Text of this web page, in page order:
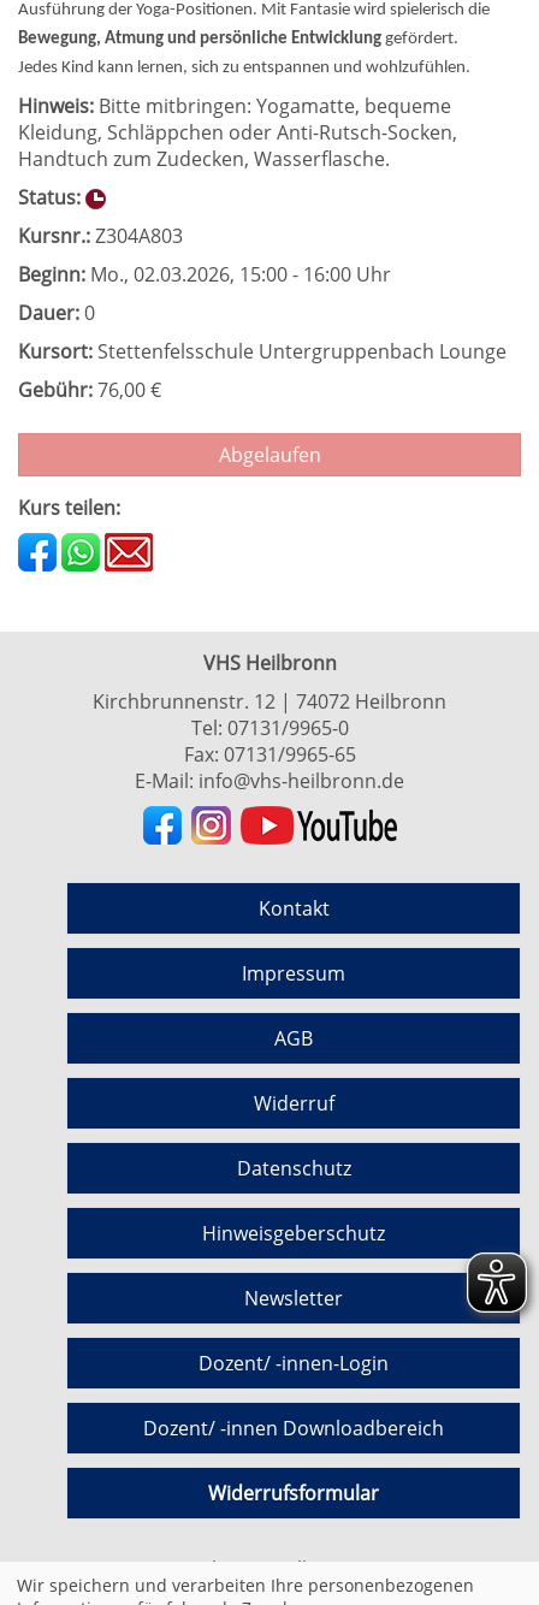
Ausführung der Yoga-Positionen. Mit Fantasie wird spielerisch die
Bewegung, Atmung und persönliche Entwicklung gefördert.
Jedes Kind kann lernen, sich zu entspannen und wohlzufühlen.
Hinweis: Bitte mitbringen: Yogamatte, bequeme
Kleidung, Schläppchen oder Anti-Rutsch-Socken,
Handtuch zum Zudecken, Wasserflasche.
Status:
Kursnr.:Z304A803
Beginn: Mo., 02.03.2026, 15:00 - 16:00 Uhr
Dauer:0
Kursort:Stettenfelsschule Untergruppenbach Lounge
Gebühr:76,00 €
Abgelaufen
Kurs teilen:
VHS Heilbronn
Kirchbrunnenstr. 12 | 74072 Heilbronn
Tel: 07131/9965-0
Fax: 07131/9965-65
E-Mail: info@vhs-heilbronn.de
Kontakt
Impressum
AGB
Widerruf
Datenschutz
Hinweisgeberschutz
Newsletter
Dozent/ -innen-Login
Dozent/ -innen Downloadbereich
Widerrufsformular
Cookie Einstellungen
Wir speichern und verarbeiten Ihre personenbezogenen